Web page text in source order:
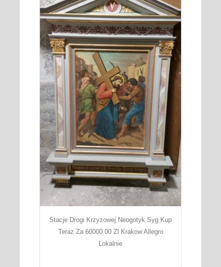
Stacje Drogi Krzyzowej Neogotyk Syg Kup
Teraz Za 60000 00 Zl Krakow Allegro
Lokalnie